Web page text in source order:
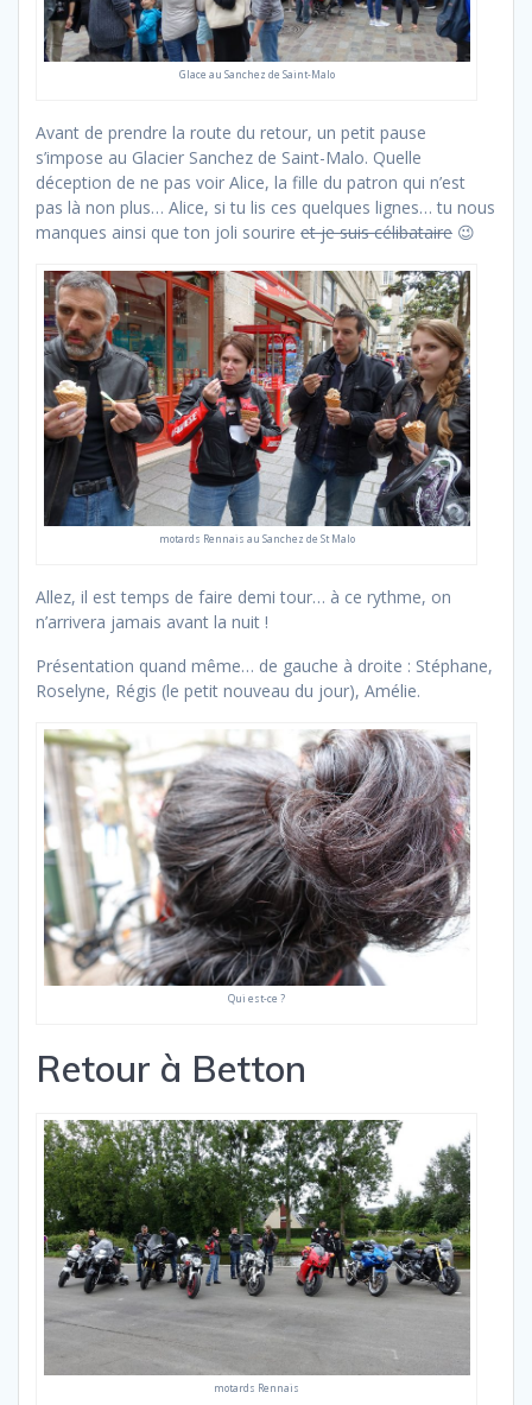
Glace au Sanchez de Saint-Malo
Avant de prendre la route du retour, un petit pause
s’impose au Glacier Sanchez de Saint-Malo. Quelle
déception de ne pas voir Alice, la fille du patron qui n’est
pas là non plus… Alice, si tu lis ces quelques lignes… tu nous
manques ainsi que ton joli sourire et je suis célibataire 😉
motards Rennais au Sanchez de St Malo
Allez, il est temps de faire demi tour… à ce rythme, on
n’arrivera jamais avant la nuit !
Présentation quand même… de gauche à droite : Stéphane,
Roselyne, Régis (le petit nouveau du jour), Amélie.
Qui est-ce ?
Retour à Betton
motards Rennais